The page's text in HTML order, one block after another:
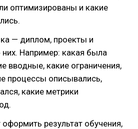
оптимизированы и какие
— диплом, проекты и
Например: какая была
вводные, какие ограничения,
процессы описывались,
какие метрики
результат обучения,